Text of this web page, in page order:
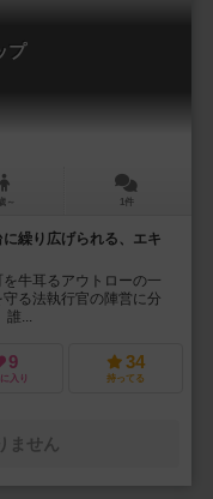
プ
～ 1件
繰り広げられる、エキ
牛耳るアウトローの一
る法執行官の陣営に分
誰...
9
入り
34
持ってる
ません